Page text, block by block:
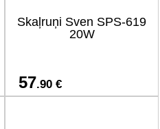
Skaļruņi Sven SPS-619
20W
57.90 €